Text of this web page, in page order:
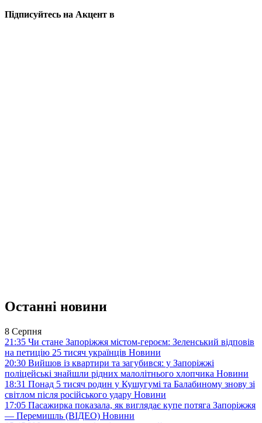
Підписуйтесь на Акцент в
Останні новини
8 Серпня
21:35 Чи стане Запоріжжя містом-героєм: Зеленський відповів
на петицію 25 тисяч українців Новини
20:30 Вийшов із квартири та загубився: у Запоріжжі
поліцейські знайшли рідних малолітнього хлопчика Новини
18:31 Понад 5 тисяч родин у Кушугумі та Балабиному знову зі
світлом після російського удару Новини
17:05 Пасажирка показала, як виглядає купе потяга Запоріжжя
— Перемишль (ВІДЕО) Новини